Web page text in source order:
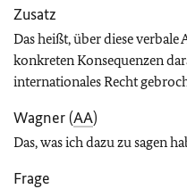
Zusatz
Das heißt, über diese
konkreten Konsequenzen
internationales Recht
Wagner (AA)
Das, was ich dazu zu sagen
Frage